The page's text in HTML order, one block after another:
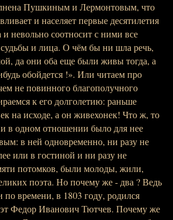
Пушкиным и Лермонтовым, что
и населяет первые десятилетия
и невольно соотносит с ними все
и лица. О чём бы ни шла речь,
да они оба еще были живы тогда, а
обойдется !». Или читаем про
не повинного благополучного
к его долголетию: раньше
на исходе, а он живехонек! Что ж, то
в одном отношении было для нее
в ней одновременно, ни разу не
или в гостиной и ни разу не
потомков, были молоды, жили,
поэта. Но почему же - два ? Ведь
по времени, в 1803 году, родился
Федор Иванович Тютчев. Почему же